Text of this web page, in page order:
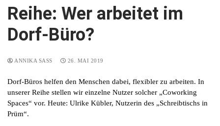
Reihe: Wer arbeitet im
Dorf-Büro?
ANNIKA SASS 26. MAI 2019
Dorf-Büros helfen den Menschen dabei, flexibler zu arbeiten. In
unserer Reihe stellen wir einzelne Nutzer solcher „Coworking
Spaces“ vor. Heute: Ulrike Kübler, Nutzerin des „Schreibtischs in
Prüm“.